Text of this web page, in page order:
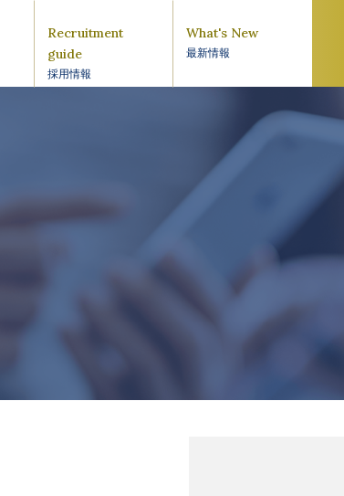
Recruitment
guide
採用情報
What's New
最新情報